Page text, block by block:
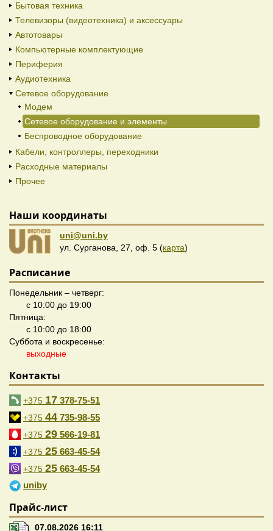
Бытовая техника
Телевизоры (видеотехника) и аксессуары
Автотовары
Компьютерные комплектующие
Периферия
Аудиотехника
Сетевое оборудование
Модем
Сетевое оборудование и элементы
Беспроводное оборудование
Кабели, контроллеры, переходники
Расходные материалы
Прочее
Наши координаты
uni@uni.by
ул. Сурганова, 27, оф. 5 (карта)
Расписание
Понедельник – четверг:
с 10:00 до 19:00
Пятница:
с 10:00 до 18:00
Суббота и воскресенье:
выходные
Контакты
+375 17 378-75-51
+375 44 735-98-55
+375 29 566-19-81
+375 25 663-45-54
+375 25 663-45-54
uniby
Прайс-лист
07.08.2026 16:11